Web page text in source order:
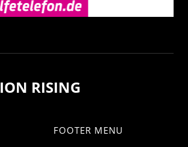
RISING
FOOTER MENU